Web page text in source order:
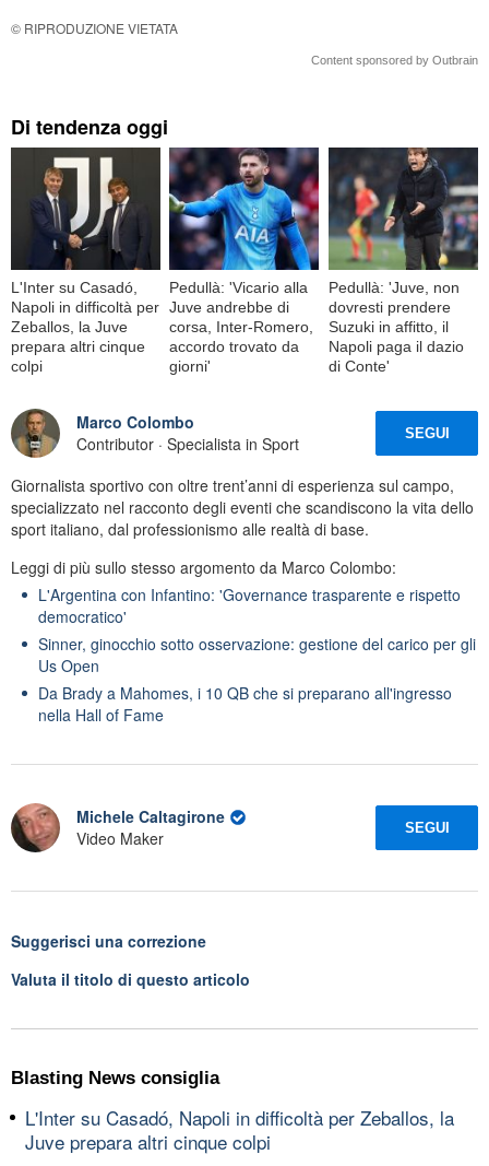
© RIPRODUZIONE VIETATA
Content sponsored by Outbrain
Di tendenza oggi
L'Inter su Casadó,
Napoli in difficoltà per
Zeballos, la Juve
prepara altri cinque
colpi
Pedullà: 'Vicario alla
Juve andrebbe di
corsa, Inter-Romero,
accordo trovato da
giorni'
Pedullà: 'Juve, non
dovresti prendere
Suzuki in affitto, il
Napoli paga il dazio
di Conte'
Marco Colombo
Contributor · Specialista in Sport
SEGUI
Giornalista sportivo con oltre trent’anni di esperienza sul campo,
specializzato nel racconto degli eventi che scandiscono la vita dello
sport italiano, dal professionismo alle realtà di base.
Leggi di più sullo stesso argomento da Marco Colombo:
L'Argentina con Infantino: 'Governance trasparente e rispetto
democratico'
Sinner, ginocchio sotto osservazione: gestione del carico per gli
Us Open
Da Brady a Mahomes, i 10 QB che si preparano all'ingresso
nella Hall of Fame
Michele Caltagirone
Video Maker
SEGUI
Suggerisci una correzione
Valuta il titolo di questo articolo
Blasting News consiglia
L'Inter su Casadó, Napoli in difficoltà per Zeballos, la
Juve prepara altri cinque colpi